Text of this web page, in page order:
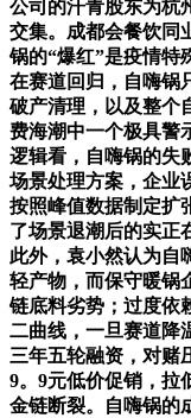
公司的汗青股东为杭
交集。成都会餐饮同
锅的“爆红”是疫情特
在赛道回归，自嗨锅
破产清理，以及整个
费海潮中一个极具警
逻辑看，自嗨锅的失
场景处理方案，企业
按照峰值数据制定扩
了场景退潮后的实正
此外，袁小然认为自
轻产物，而保守暖锅
链底料劣势；过度依
二曲线，一旦赛道降
三年五轮融资，对赌
9。9元低价促销，拉
金链断裂。自嗨锅的